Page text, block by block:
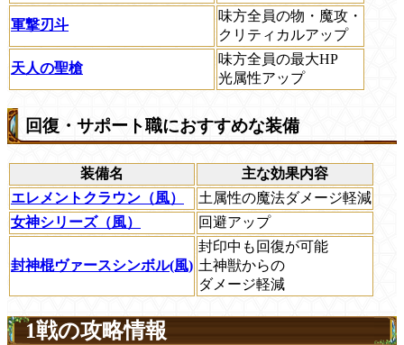
軍撃刃斗
味方全員の物・魔攻・
クリティカルアップ
天人の聖槍
味方全員の最大HP
光属性アップ
回復・サポート職におすすめな装備
装備名
主な効果内容
エレメントクラウン（風）
土属性の魔法ダメージ軽減
女神シリーズ（風）
回避アップ
封神棍ヴァースシンボル(風)
封印中も回復が可能
土神獣からの
ダメージ軽減
1戦の攻略情報